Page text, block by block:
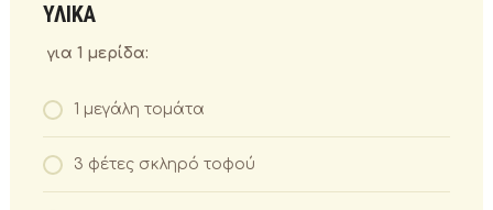
ΥΛΙΚΑ
για 1 μερίδα:
1 μεγάλη τομάτα
3 φέτες σκληρό τοφού